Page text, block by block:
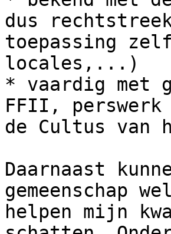
dus
toepassing
locales,...)
* vaardig met
FFII, perswerk
de Cultus van
Daarnaast
gemeenschap
helpen mijn